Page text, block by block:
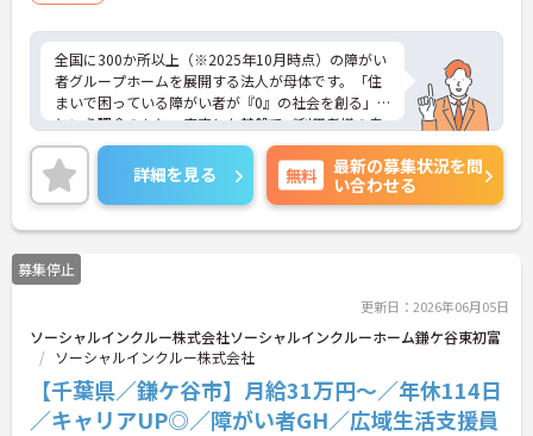
全国に300か所以上（※2025年10月時点）の障がい
者グループホームを展開する法人が母体です。「住
まいで困っている障がい者が『0』の社会を創る」
という理念のもと、安定した基盤でご利用者様の自
立を支援しています。週1日からの勤務が可能で、W
ワークや扶養内での勤務も歓迎しており、ご自身の
ペースで働けます。20代から60代まで幅広い世代が
活躍中で、未経験や無資格の方でも安心してスター
トできるよう、先輩スタッフが丁寧にサポートしま
す。昇給の機会は年2回あり、頑張りが評価される環
境です。正社員登用制度や産休・育休制度も整って
られます。介護に挑戦したい方や、空いた時間を有
効活用したい方におすすめです。ご興味のある方は
詳細等をお伝えしますので、お気軽にお問い合わせ
ください。
詳細を見る 無料
最新の募集状況を問
い合わせる
募集停止
更新日：2026年06月05日
ソーシャルインクルー株式会社ソーシャルインクルーホーム鎌ケ谷東初富
ソーシャルインクルー株式会社
【千葉県／鎌ケ谷市】月給31万円～／年休114日
／キャリアUP◎／障がい者GH／広域生活支援員